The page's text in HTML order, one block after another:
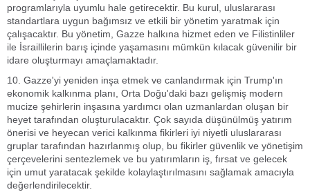
programlarıyla uyumlu hale getirecektir. Bu kurul, uluslararası
standartlara uygun bağımsız ve etkili bir yönetim yaratmak için
çalışacaktır. Bu yönetim, Gazze halkına hizmet eden ve Filistinliler
ile İsraillilerin barış içinde yaşamasını mümkün kılacak güvenilir bir
idare oluşturmayı amaçlamaktadır.
10. Gazze'yi yeniden inşa etmek ve canlandırmak için Trump'ın
ekonomik kalkınma planı, Orta Doğu'daki bazı gelişmiş modern
mucize şehirlerin inşasına yardımcı olan uzmanlardan oluşan bir
heyet tarafından oluşturulacaktır. Çok sayıda düşünülmüş yatırım
önerisi ve heyecan verici kalkınma fikirleri iyi niyetli uluslararası
gruplar tarafından hazırlanmış olup, bu fikirler güvenlik ve yönetişim
çerçevelerini sentezlemek ve bu yatırımların iş, fırsat ve gelecek
için umut yaratacak şekilde kolaylaştırılmasını sağlamak amacıyla
değerlendirilecektir.